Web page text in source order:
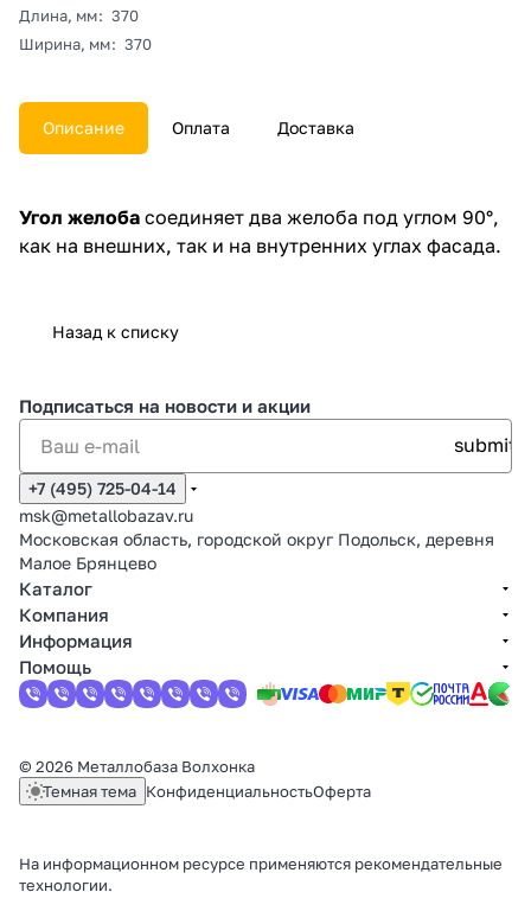
Длина, мм: 370
Ширина, мм: 370
Описание Оплата Доставка
Угол желоба соединяет два желоба под углом 90°,
как на внешних, так и на внутренних углах фасада.
Назад к списку
Подписаться на новости и акции
+7 (495) 725-04-14
msk@metallobazav.ru
Московская область, городской округ Подольск, деревня
Малое Брянцево
Каталог
Компания
Информация
Помощь
© 2026 Металлобаза Волхонка
Темная тема КонфиденциальностьОферта
На информационном ресурсе применяются рекомендательные
технологии.